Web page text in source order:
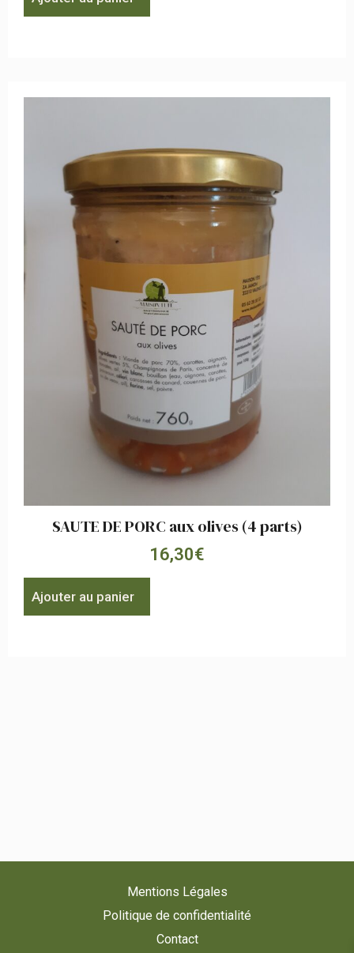
SAUTE DE PORC aux olives (4 parts)
16,30€
Ajouter au panier
Mentions Légales
Politique de confidentialité
Contact